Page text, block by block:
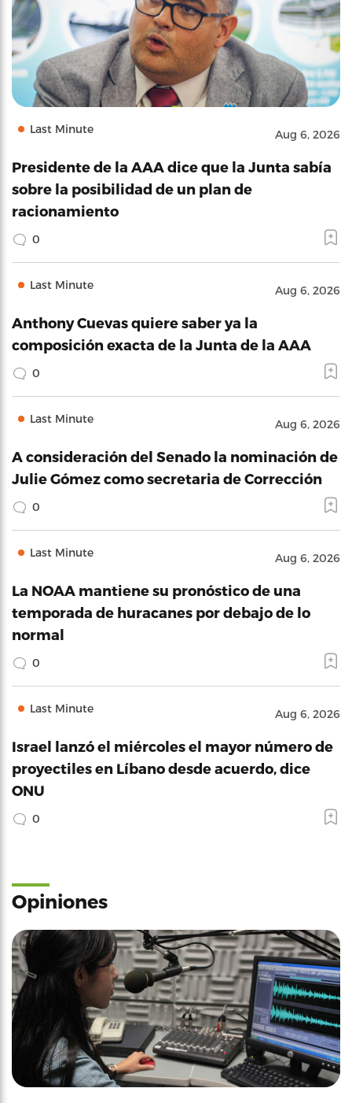
Last Minute Aug 6, 2026
Presidente de la AAA dice que la Junta sabía
sobre la posibilidad de un plan de
racionamiento
0
Last Minute Aug 6, 2026
Anthony Cuevas quiere saber ya la
composición exacta de la Junta de la AAA
0
Last Minute Aug 6, 2026
A consideración del Senado la nominación de
Julie Gómez como secretaria de Corrección
0
Last Minute Aug 6, 2026
La NOAA mantiene su pronóstico de una
temporada de huracanes por debajo de lo
normal
0
Last Minute Aug 6, 2026
Israel lanzó el miércoles el mayor número de
proyectiles en Líbano desde acuerdo, dice
ONU
0
Opiniones